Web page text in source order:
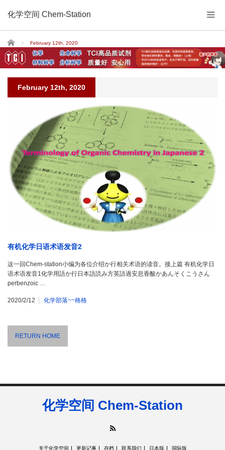
化学空间 Chem-Station
Home February 12th, 2020
February 12th, 2020
有机化学日语术语发音2
这一回Chem-station小编为各位介绍か行相关术语的读音。接上篇 有机化学日
语术语发音1化学用語か行日本語読み方英語過安息香酸かあんそくこうさん
perbenzoic …
2020/2/12 化学部落~~格格
RETURN HOME
化学空间 Chem-Station
关于化学空间 更新记事 存档 联系我们 日本版 国际版